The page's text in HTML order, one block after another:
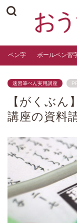
ペン字 ボールペン習
速習筆ぺん実用講座
【がくぶん
講座の資料